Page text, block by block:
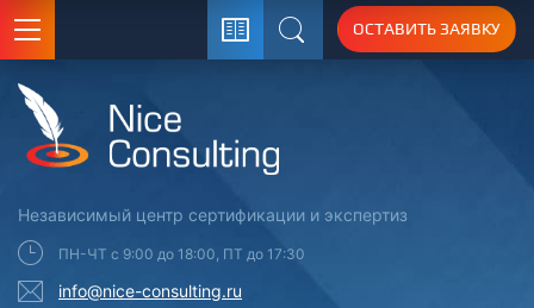
Поиск
ОСТАВИТЬ ЗАЯВКУ
Независимый центр сертификации и экспертиз
ПН-ЧТ с 9:00 до 18:00, ПТ до 17:30
info@nice-consulting.ru